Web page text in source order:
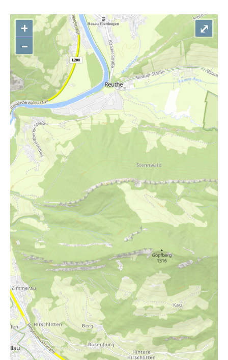
+
–
⤢